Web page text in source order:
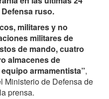
ruso.
militares y no
militares de
de mando, cuatro
almacenes de
armamentista”,
Ministerio de Defensa de
prensa.